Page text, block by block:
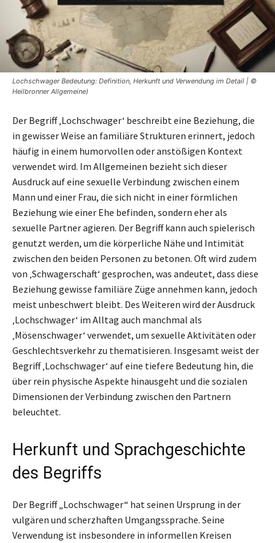
Lochschwager Bedeutung: Definition, Herkunft und Verwendung im Detail | ©
Heilbronner Allgemeine)
Der Begriff ‚Lochschwager‘ beschreibt eine Beziehung, die
in gewisser Weise an familiäre Strukturen erinnert, jedoch
häufig in einem humorvollen oder anstößigen Kontext
verwendet wird. Im Allgemeinen bezieht sich dieser
Ausdruck auf eine sexuelle Verbindung zwischen einem
Mann und einer Frau, die sich nicht in einer förmlichen
Beziehung wie einer Ehe befinden, sondern eher als
sexuelle Partner agieren. Der Begriff kann auch spielerisch
genutzt werden, um die körperliche Nähe und Intimität
zwischen den beiden Personen zu betonen. Oft wird zudem
von ‚Schwagerschaft‘ gesprochen, was andeutet, dass diese
Beziehung gewisse familiäre Züge annehmen kann, jedoch
meist unbeschwert bleibt. Des Weiteren wird der Ausdruck
‚Lochschwager‘ im Alltag auch manchmal als
‚Mösenschwager‘ verwendet, um sexuelle Aktivitäten oder
Geschlechtsverkehr zu thematisieren. Insgesamt weist der
Begriff ‚Lochschwager‘ auf eine tiefere Bedeutung hin, die
über rein physische Aspekte hinausgeht und die sozialen
Dimensionen der Verbindung zwischen den Partnern
beleuchtet.
Herkunft und Sprachgeschichte
des Begriffs
Der Begriff „Lochschwager“ hat seinen Ursprung in der
vulgären und scherzhaften Umgangssprache. Seine
Verwendung ist insbesondere in informellen Kreisen